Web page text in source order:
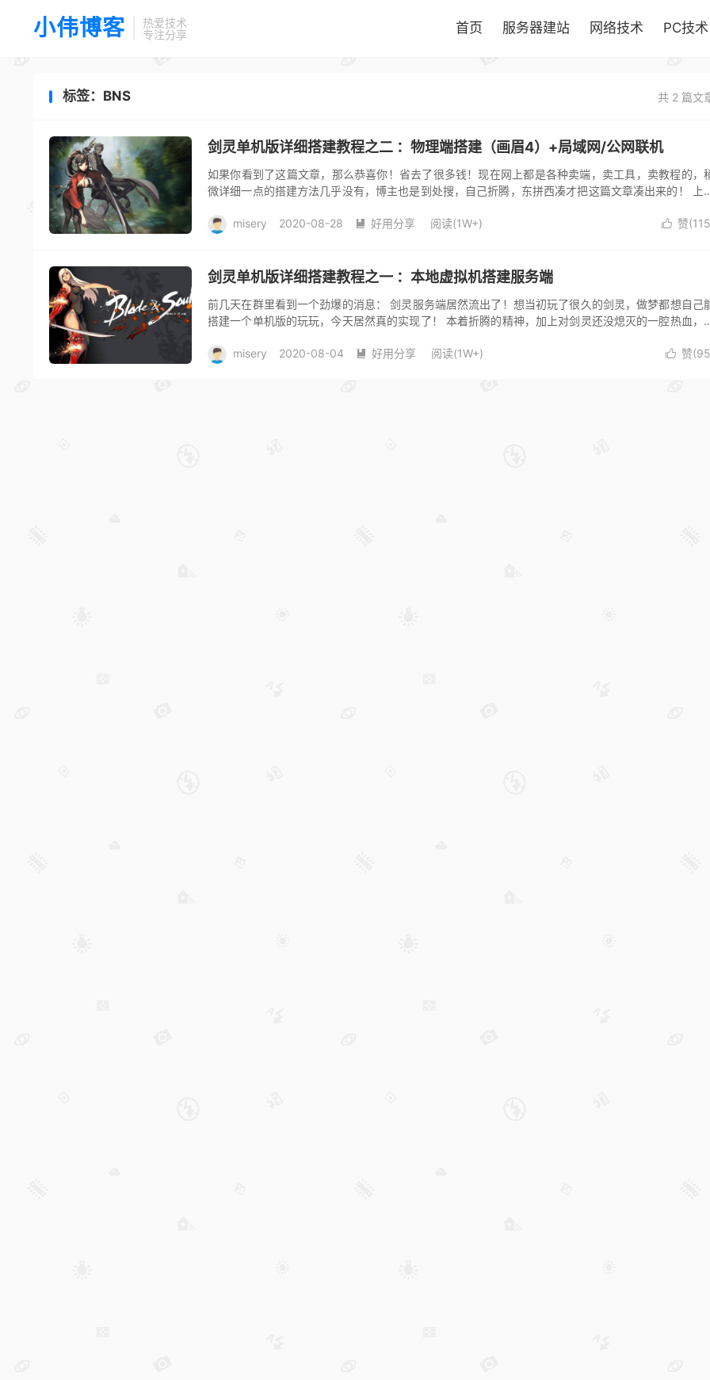
小伟博客
热爱技术
专注分享
首页 服务器建站 网络技术 PC技术
共 2 篇文
标签：BNS
剑灵单机版详细搭建教程之二 ：物理端搭建（画眉4）+局域网/公网联机
如果你看到了这篇文章，那么恭喜你！省去了很多钱！现在网上都是各种卖端，卖工具，卖教程的，
微详细一点的搭建方法几乎没有，博主也是到处搜，自己折腾，东拼西凑才把这篇文章凑出来的！ 上
 赞(115
misery 2020-08-28  好用分享 阅读(1W+)
剑灵单机版详细搭建教程之一 ：本地虚拟机搭建服务端
前几天在群里看到一个劲爆的消息： 剑灵服务端居然流出了！想当初玩了很久的剑灵，做梦都想自己
搭建一个单机版的玩玩，今天居然真的实现了！ 本着折腾的精神，加上对剑灵还没熄灭的一腔热血，
 赞(95
misery 2020-08-04  好用分享 阅读(1W+)